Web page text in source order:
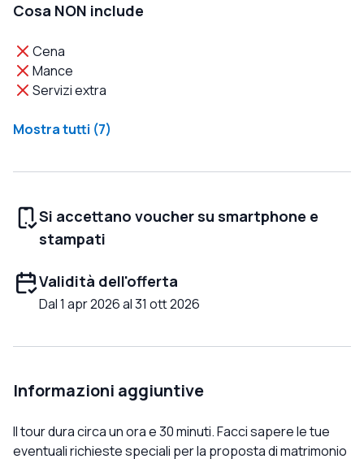
Cosa NON include
Cena
Mance
Servizi extra
Mostra tutti (7)
Si accettano voucher su smartphone e
stampati
Validità dell'offerta
Dal 1 apr 2026 al 31 ott 2026
Informazioni aggiuntive
Il tour dura circa un ora e 30 minuti. Facci sapere le tue
eventuali richieste speciali per la proposta di matrimonio